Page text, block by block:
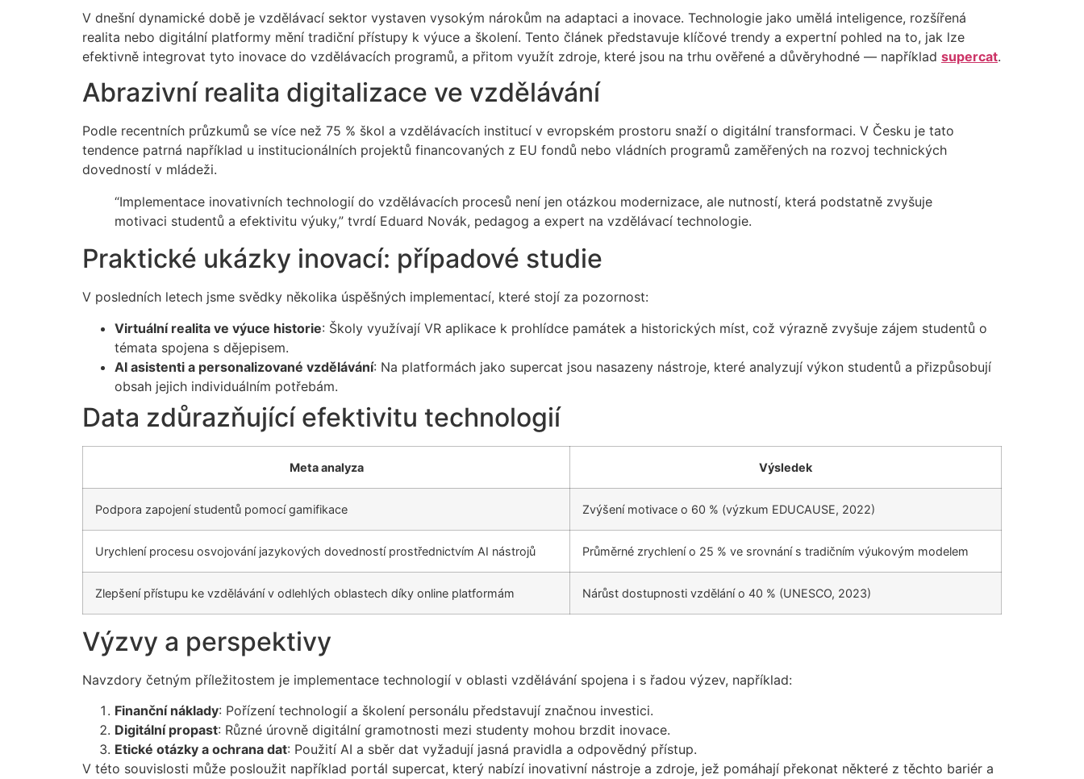
V dnešní dynamické době je vzdělávací sektor vystaven vysokým nárokům na adaptaci a inovace. Technologie jako umělá inteligence, rozšířená
realita nebo digitální platformy mění tradiční přístupy k výuce a školení. Tento článek představuje klíčové trendy a expertní pohled na to, jak lze
efektivně integrovat tyto inovace do vzdělávacích programů, a přitom využít zdroje, které jsou na trhu ověřené a důvěryhodné — například supercat.
Abrazivní realita digitalizace ve vzdělávání
Podle recentních průzkumů se více než 75 % škol a vzdělávacích institucí v evropském prostoru snaží o digitální transformaci. V Česku je tato
tendence patrná například u institucionálních projektů financovaných z EU fondů nebo vládních programů zaměřených na rozvoj technických
dovedností v mládeži.
“Implementace inovativních technologií do vzdělávacích procesů není jen otázkou modernizace, ale nutností, která podstatně zvyšuje
motivaci studentů a efektivitu výuky,” tvrdí Eduard Novák, pedagog a expert na vzdělávací technologie.
Praktické ukázky inovací: případové studie
V posledních letech jsme svědky několika úspěšných implementací, které stojí za pozornost:
Virtuální realita ve výuce historie: Školy využívají VR aplikace k prohlídce památek a historických míst, což výrazně zvyšuje zájem studentů o
témata spojena s dějepisem.
AI asistenti a personalizované vzdělávání: Na platformách jako supercat jsou nasazeny nástroje, které analyzují výkon studentů a přizpůsobují
obsah jejich individuálním potřebám.
Data zdůrazňující efektivitu technologií
Meta analyza Výsledek
Podpora zapojení studentů pomocí gamifikace Zvýšení motivace o 60 % (výzkum EDUCAUSE, 2022)
Urychlení procesu osvojování jazykových dovedností prostřednictvím AI nástrojů Průměrné zrychlení o 25 % ve srovnání s tradičním výukovým modelem
Zlepšení přístupu ke vzdělávání v odlehlých oblastech díky online platformám Nárůst dostupnosti vzdělání o 40 % (UNESCO, 2023)
Výzvy a perspektivy
Navzdory četným příležitostem je implementace technologií v oblasti vzdělávání spojena i s řadou výzev, například:
Finanční náklady: Pořízení technologií a školení personálu představují značnou investici.
Digitální propast: Různé úrovně digitální gramotnosti mezi studenty mohou brzdit inovace.
Etické otázky a ochrana dat: Použití AI a sběr dat vyžadují jasná pravidla a odpovědný přístup.
V této souvislosti může posloužit například portál supercat, který nabízí inovativní nástroje a zdroje, jež pomáhají překonat některé z těchto bariér a